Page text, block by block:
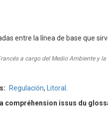
entre la línea de base que
a cargo del Medio Ambiente y
Regulación, Litoral
compréhension issus du